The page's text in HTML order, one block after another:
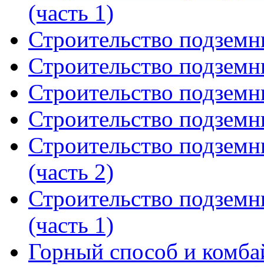
(часть 1)
Строительство
Строительство
Строительство
Строительство
Строительство
(часть 2)
Строительство
(часть 1)
Горный способ и